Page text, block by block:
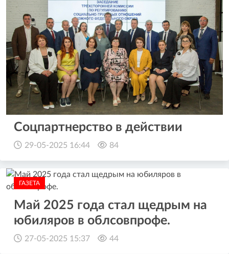
Соцпартнерство в действии
29-05-2025 16:44 84
ГАЗЕТА
Май 2025 года стал щедрым на
юбиляров в облсовпрофе.
27-05-2025 15:37 44